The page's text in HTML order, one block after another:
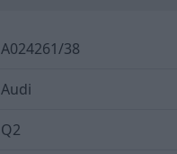
A024261/38
Audi
Q2